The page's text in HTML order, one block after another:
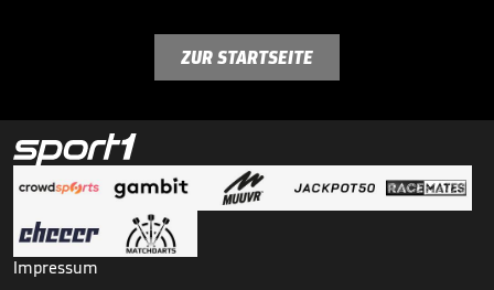
ZUR STARTSEITE
Impressum